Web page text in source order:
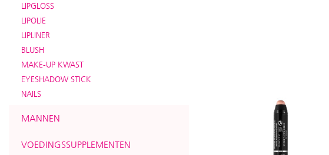
LIPGLOSS
LIPOLIE
LIPLINER
BLUSH
MAKE-UP KWAST
EYESHADOW STICK
NAILS
MANNEN
VOEDINGSSUPPLEMENTEN